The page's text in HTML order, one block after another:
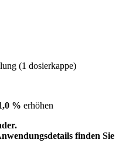
(1 dosierkappe)
% erhöhen
finden Sie